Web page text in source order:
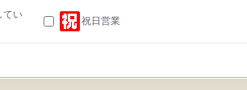
てい
祝日営業